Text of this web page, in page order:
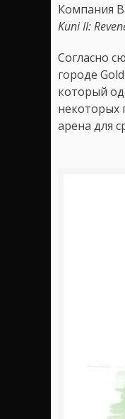
Компания
Kuni II:
Согласно
городе
который
некоторых
арена для